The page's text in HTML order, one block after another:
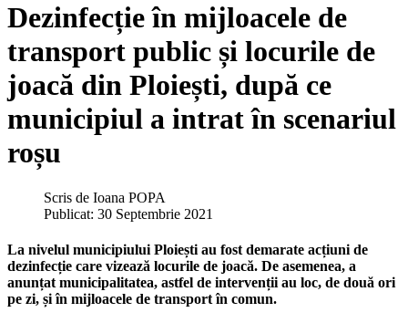
Dezinfecție în mijloacele de
transport public și locurile de
joacă din Ploiești, după ce
municipiul a intrat în scenariul
roșu
Scris de Ioana POPA
Publicat: 30 Septembrie 2021
La nivelul municipiului Ploiești au fost demarate acțiuni de
dezinfecție care vizează locurile de joacă. De asemenea, a
anunțat municipalitatea, astfel de intervenții au loc, de două ori
pe zi, și în mijloacele de transport în comun.